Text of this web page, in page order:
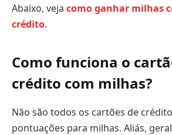
Abaixo, veja como ganhar milhas
crédito.
Como funciona o
crédito com milhas?
Não são todos os cartões de
pontuações para milhas. Aliás,